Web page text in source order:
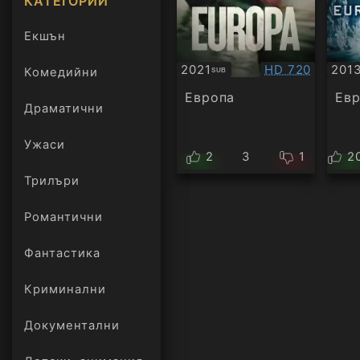
Екшън
Комедийни
Драматични
Ужаси
Трилъри
онлайн
Романтични
Фантастика
Криминални
Документални
2021 SUB
Субтитри Качество:
HD 720
Европа
2 3 1
2013